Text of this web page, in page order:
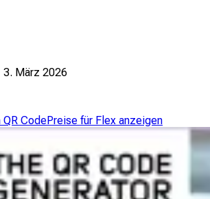
3. März 2026
CodePreise für Flex anzeigen